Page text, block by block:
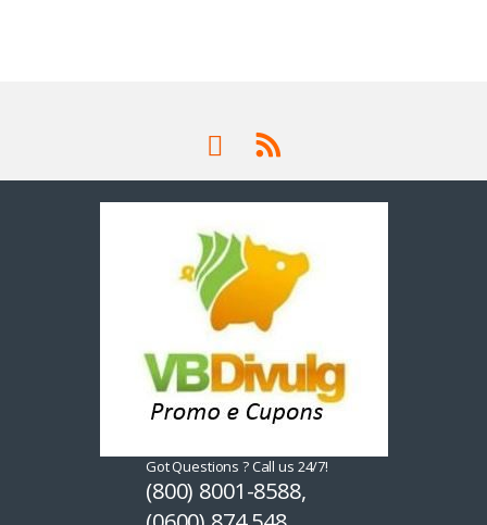
Got Questions ? Call us 24/7!
(800) 8001-8588,